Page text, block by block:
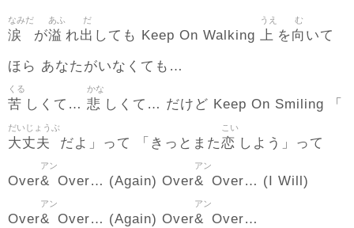
涙
なみだ
が溢
あふ
れ出
だ
しても Keep On Walking 上
うえ
を向
む
いて
ほら あなたがいなくても…
苦
くる
しくて… 悲
かな
しくて… だけど Keep On Smiling 「
大丈夫
だいじょうぶ
だよ」って 「きっとまた恋
こい
しよう」って
Over&
アン
Over… (Again) Over&
アン
Over… (I Will)
Over&
アン
Over… (Again) Over&
アン
Over…